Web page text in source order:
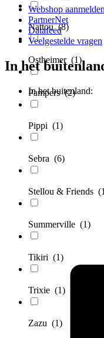
Nattou(8)
Ostheimer (1)
Pampers(2)
Pippi (1)
Sebra (6)
Stellou & Friends
Summerville (1)
Tikiri (1)
Trixie (1)
Zazu (1)
Webshop
PartnerNet
Datafeed
Veelgestelde vragen
In het
In het buitenland: